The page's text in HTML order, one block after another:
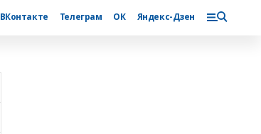
ВКонтакте Телеграм ОК Яндекс-Дзен